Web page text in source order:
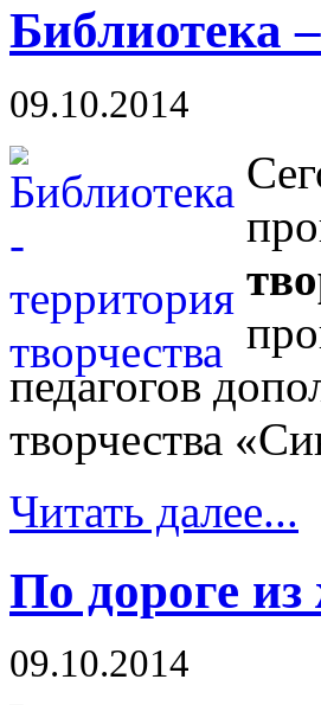
Библиотека
09.10.2014
педагогов
творчества
Читать далее...
По дороге
09.10.2014